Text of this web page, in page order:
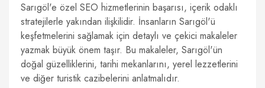
Sarıgöl'e özel SEO hizmetlerinin başarısı, içerik odaklı
stratejilerle yakından ilişkilidir. İnsanların Sarıgöl'ü
keşfetmelerini sağlamak için detaylı ve çekici makaleler
yazmak büyük önem taşır. Bu makaleler, Sarıgöl'ün
doğal güzelliklerini, tarihi mekanlarını, yerel lezzetlerini
ve diğer turistik cazibelerini anlatmalıdır.